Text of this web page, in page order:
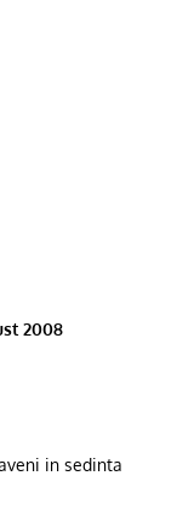
2008
in sedinta